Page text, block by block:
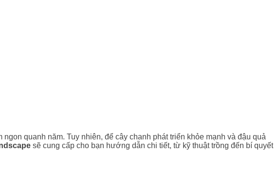
quanh năm. Tuy nhiên, để cây chanh phát triển khỏe mạnh và đậu quả
sẽ cung cấp cho bạn hướng dẫn chi tiết, từ kỹ thuật trồng đến bí quyết